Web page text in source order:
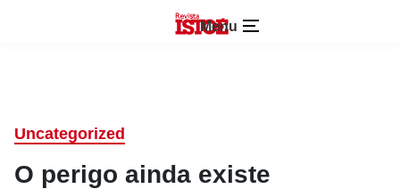
Menu
Uncategorized
O perigo ainda existe